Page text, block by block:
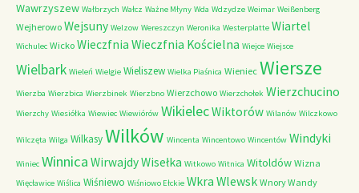
Wawrzyszew Wałbrzych Wałcz Ważne Młyny Wda Wdzydze Weimar Weißenberg
Wejherowo Wejsuny Welzow Wereszczyn Weronika Westerplatte Wiartel
Wichulec Wicko Wieczfnia Wieczfnia Kościelna Wiejce Wiejsce
Wielbark Wieleń Wielgie Wieliszew Wielka Piaśnica Wieniec Wiersze
Wierzba Wierzbica Wierzbinek Wierzbno Wierzchowo Wierzchołek Wierzchucino
Wierzchy Wiesiółka Wiewiec Wiewiórów WikielecWiktorów Wilanów Wilczkowo
Wilczęta Wilga WilkasyWilków Wincenta Wincentowo Wincentów Windyki
Winiec Winnica WirwajdyWisełka Witkowo Witnica Witoldów Wizna
Więcławice Wiślica Wiśniewo Wiśniowo Ełckie Wkra Wlewsk Wnory Wandy